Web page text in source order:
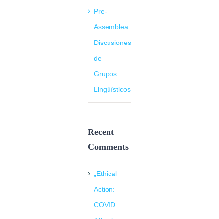
Pre-
Assemblea
Discusiones
de
Grupos
Lingüísticos
Recent
Comments
„Ethical
Action:
COVID